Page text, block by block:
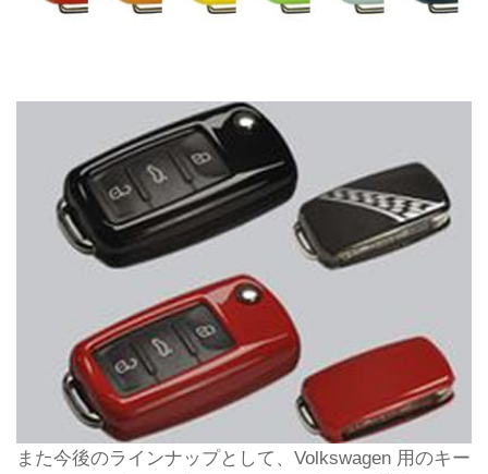
また今後のラインナップとして、Volkswagen 用のキー